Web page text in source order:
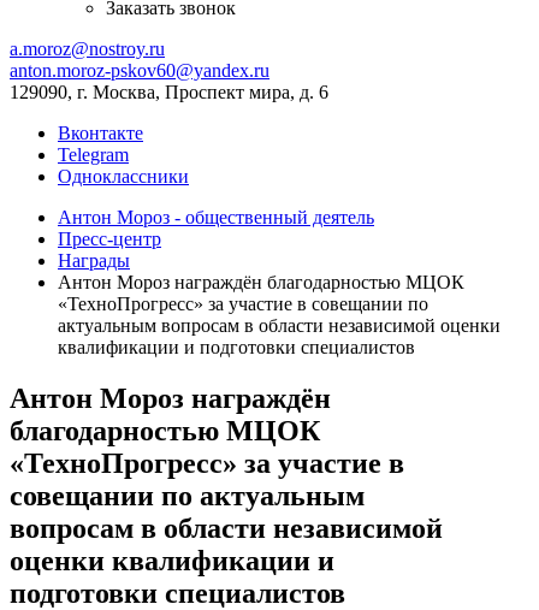
Заказать звонок
a.moroz@nostroy.ru
anton.moroz-pskov60@yandex.ru
129090, г. Москва, Проспект мира, д. 6
Вконтакте
Telegram
Одноклассники
Антон Мороз - общественный деятель
Пресс-центр
Награды
Антон Мороз награждён благодарностью МЦОК
«ТехноПрогресс» за участие в совещании по
актуальным вопросам в области независимой оценки
квалификации и подготовки специалистов
Антон Мороз награждён
благодарностью МЦОК
«ТехноПрогресс» за участие в
совещании по актуальным
вопросам в области независимой
оценки квалификации и
подготовки специалистов